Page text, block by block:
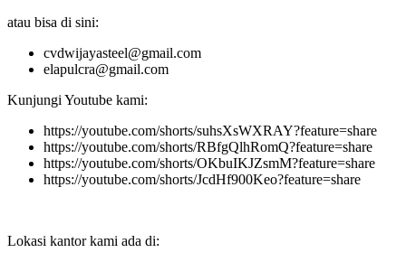
atau bisa di sini:
cvdwijayasteel@gmail.com
elapulcra@gmail.com
Kunjungi Youtube kami:
https://youtube.com/shorts/suhsXsWXRAY?feature=share
https://youtube.com/shorts/RBfgQlhRomQ?feature=share
https://youtube.com/shorts/OKbuIKJZsmM?feature=share
https://youtube.com/shorts/JcdHf900Keo?feature=share
Lokasi kantor kami ada di: